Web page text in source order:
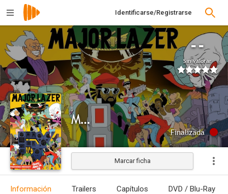
Identificarse/Registrarse
--
Sin valorar
Major Lazer
Finalizada
Marcar ficha
Información Trailers Capítulos DVD / Blu-Ray